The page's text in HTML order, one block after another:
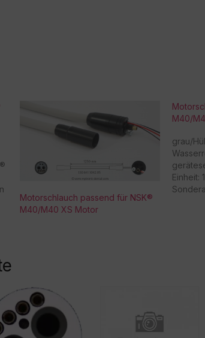
Motorschlauch passend für NSK®
M40/M40 XS Motor
M40/
grau/
Einheit: